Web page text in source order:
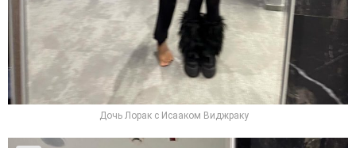
Дочь Лорак с Исааком Виджраку